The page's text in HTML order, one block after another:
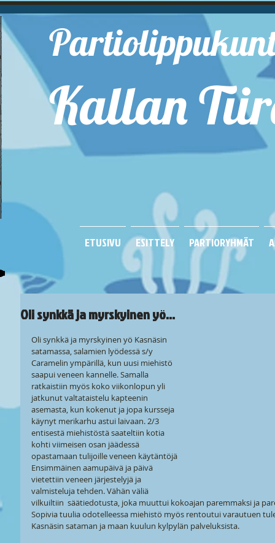
Kallan
ETUSIVU ESITTELY PARTIORYHMÄT
Oli synkkä ja myrskyinen yö…
Oli synkkä ja myrskyinen yö Kasnäsin
satamassa, salamien lyödessä s/y
Caramelin ympärillä, kun uusi miehistö
saapui veneen kannelle. Samalla
ratkaistiin myös koko viikonlopun yli
jatkunut valtataistelu kapteenin
asemasta, kun kokenut ja jopa kursseja
käynyt merikarhu astui laivaan. 2/3
entisestä miehistöstä saateltiin kotia
kohti viimeisen osan jäädessä
opastamaan tulijoille veneen käytäntöjä
Ensimmäinen aamupäivä ja päivä
vietettiin veneen järjestelyjä ja
valmisteluja tehden. Vähän väliä
vilkuiltiin  säätiedotusta, joka muuttui kokoajan paremmaksi ja
Sopivia tuulia odotelleessa miehistö myös rentoutui varautuen
Kasnäsin sataman ja maan kuulun kylpylän palveluksista.